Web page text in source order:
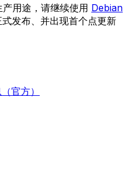
用途，请继续使用 Debian
发布、并出现首个点更新
官方）